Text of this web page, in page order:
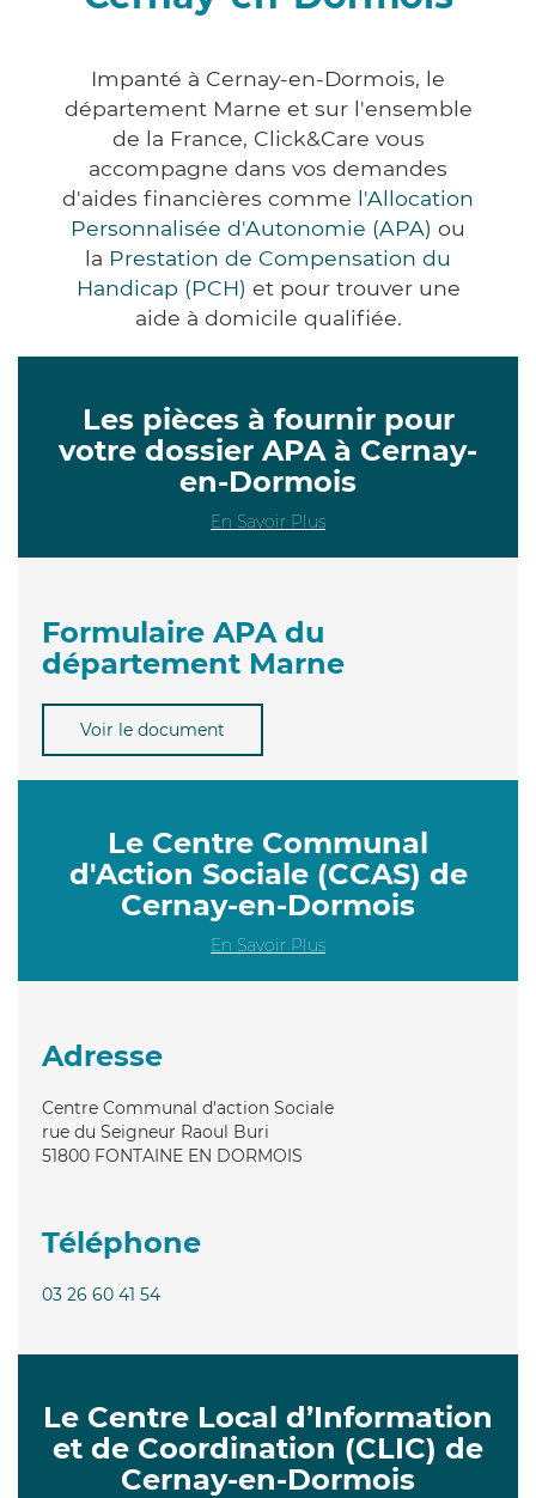
Impanté à Cernay-en-Dormois, le
département Marne et sur l'ensemble
de la France, Click&Care vous
accompagne dans vos demandes
d'aides financières comme l'Allocation
Personnalisée d'Autonomie (APA) ou
la Prestation de Compensation du
Handicap (PCH) et pour trouver une
aide à domicile qualifiée.
Les pièces à fournir pour
votre dossier APA à Cernay-
en-Dormois
En Savoir Plus
Formulaire APA du
département Marne
Voir le document
Le Centre Communal
d'Action Sociale (CCAS) de
Cernay-en-Dormois
En Savoir Plus
Adresse
Centre Communal d'action Sociale
rue du Seigneur Raoul Buri
51800 FONTAINE EN DORMOIS
Téléphone
03 26 60 41 54
Le Centre Local d’Information
et de Coordination (CLIC) de
Cernay-en-Dormois